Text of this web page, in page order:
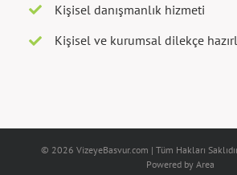
Kişisel danışmanlık hizmeti
Kişisel ve kurumsal dilekçe
© 2026 VizeyeBasvur.com | Tüm Hakları
Powered by Area